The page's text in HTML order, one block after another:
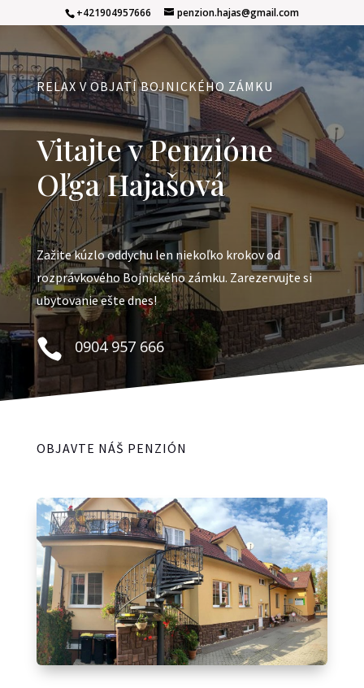
+421904957666 penzion.hajas@gmail.com
RELAX V OBJATÍ BOJNICKÉHO ZÁMKU
Vitajte v Penzióne
Oľga Hajašová
Zažite kúzlo oddychu len niekoľko krokov od
rozprávkového Bojnického zámku. Zarezervujte si
ubytovanie ešte dnes!
 0904 957 666
OBJAVTE NÁŠ PENZIÓN